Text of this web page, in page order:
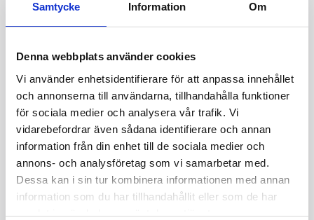
Samtycke Information Om
Denna webbplats använder cookies
Vi använder enhetsidentifierare för att anpassa innehållet
och annonserna till användarna, tillhandahålla funktioner
för sociala medier och analysera vår trafik. Vi
vidarebefordrar även sådana identifierare och annan
information från din enhet till de sociala medier och
annons- och analysföretag som vi samarbetar med.
Dessa kan i sin tur kombinera informationen med annan
information som du har tillhandahållit eller som de har
samlat in när du har använt deras tjänster.
24t 7d 1m 3m 1å 5å
Köp / Sälj